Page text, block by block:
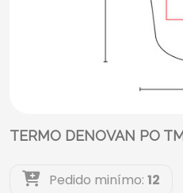
TERMO DENOVAN PO
Pedido minímo: 12